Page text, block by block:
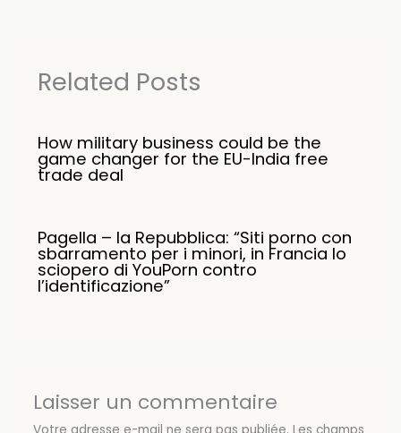
Related Posts
How military business could be the
game changer for the EU-India free
trade deal
Pagella – la Repubblica: “Siti porno con
sbarramento per i minori, in Francia lo
sciopero di YouPorn contro
l’identificazione”
Laisser un commentaire
Votre adresse e-mail ne sera pas publiée. Les champs